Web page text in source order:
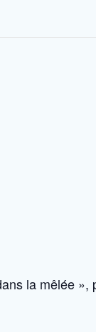
la mêlée